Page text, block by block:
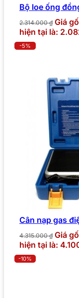
Bộ loe ống
2.314.000₫ Giá
hiện tại là:
-5%
Cân nạp gas
4.315.000₫ Giá
hiện tại là:
-10%